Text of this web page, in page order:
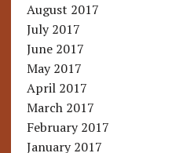
August 2017
July 2017
June 2017
May 2017
April 2017
March 2017
February 2017
January 2017